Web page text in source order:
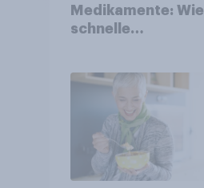
Medikamente: Wie
schnelle
umgestalten